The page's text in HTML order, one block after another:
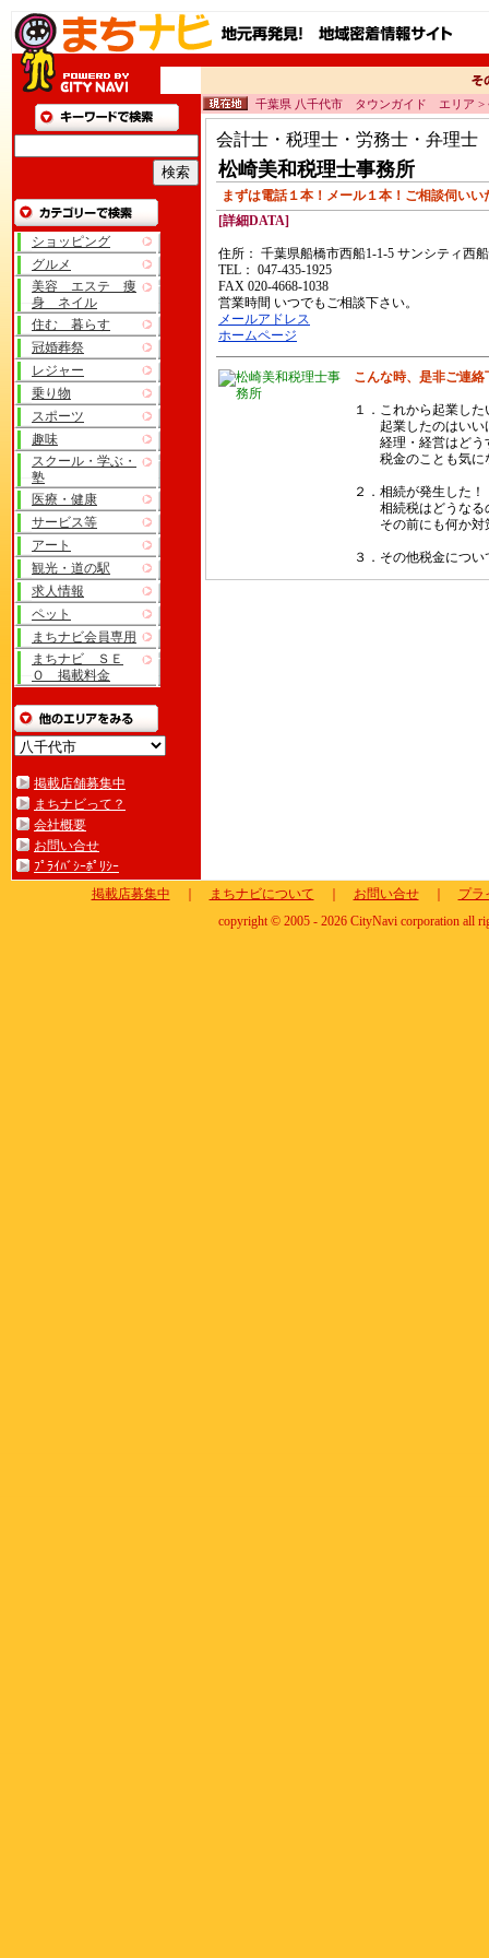
ショッピング
グルメ
美容 エステ 痩
身 ネイル
住む 暮らす
冠婚葬祭
レジャー
乗り物
スポーツ
趣味
スクール・学ぶ・
塾
医療・健康
サービス等
アート
観光・道の駅
求人情報
ペット
まちナビ会員専用
まちナビ ＳＥ
Ｏ 掲載料金
掲載店舗募集中
まちナビって？
会社概要
お問い合せ
ﾌﾟﾗｲﾊﾞｼｰﾎﾟﾘｼｰ
千葉県 八千代市 タウンガイド エリア >
会計士・税理士・労務士・弁理士
松崎美和税理士事務所
まずは電話１本！メール１本！ご相談伺いい
[詳細DATA]
住所： 千葉県船橋市西船1-1-5 サンシティ西
TEL： 047-435-1925
FAX 020-4668-1038
営業時間 いつでもご相談下さい。
メールアドレス
ホームページ
こんな時、是非ご連絡
１．これから起業し
起業したのはいい
経理・経営はどう
税金のことも気に
２．相続が発生した！
相続税はどうなる
その前にも何か対
３．その他税金につ
掲載店募集中 まちナビについて お問い合せ｜
プラ
copyright © 2005 - 2026 CityNavi corporation all